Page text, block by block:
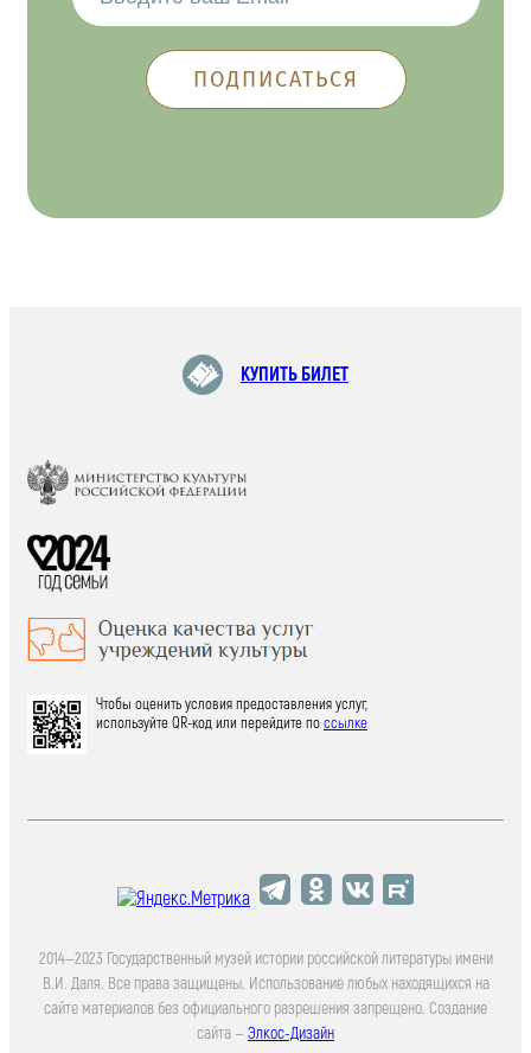
КУПИТЬ БИЛЕТ
Чтобы оценить условия предоставления услуг,
используйте QR-код или перейдите поссылке
2014—2023 Государственный музей истории российской литературы имени
В.И. Даля. Все права защищены. Использование любых находящихся на
сайте материалов без официального разрешения запрещено. Создание
сайта — Элкос-Дизайн